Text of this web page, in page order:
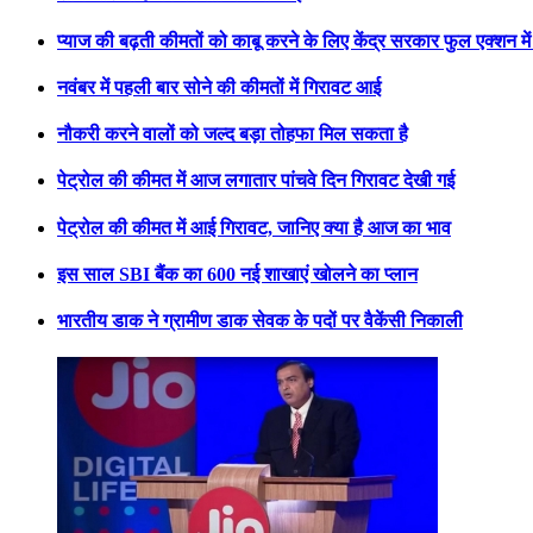
प्याज की बढ़ती कीमतों को काबू करने के लिए केंद्र सरकार फुल एक्शन
नवंबर में पहली बार सोने की कीमतों में गिरावट आई
नौकरी करने वालों को जल्द बड़ा तोहफा मिल सकता है
पेट्रोल की कीमत में आज लगातार पांचवे दिन गिरावट देखी गई
पेट्रोल की कीमत में आई गिरावट, जानिए क्या है आज का भाव
इस साल SBI बैंक का 600 नई शाखाएं खोलने का प्लान
भारतीय डाक ने ग्रामीण डाक सेवक के पदों पर वैकेंसी निकाली